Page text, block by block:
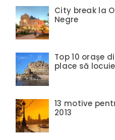
City break la
Negre
Top 10 orașe
place să
13 motive
2013